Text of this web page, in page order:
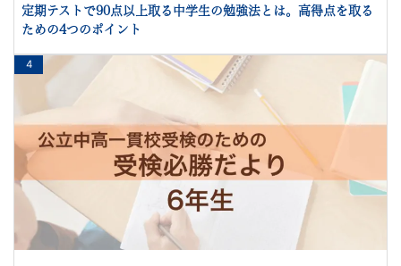
定期テストで90点以上取る中学生の勉強法とは。高得点を取る
ための4つのポイント
4